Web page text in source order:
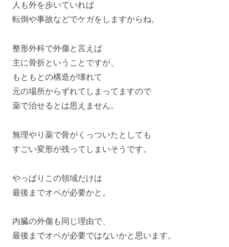
人も外を歩いていれば
転倒や事故などでケガをしますからね。
整形外科で外傷と言えば
主に骨折ということですが、
もともとの構造が壊れて
元の場所からずれてしまってますので
薬で治せるとは思えません。
無理やり薬で骨がくっついたとしても
すごい変形が残ってしまいそうです。
やっぱりこの領域だけは
最後までオペが必要かと。
内臓の外傷も同じ理由で、
最後までオペが必要ではないかと思います。